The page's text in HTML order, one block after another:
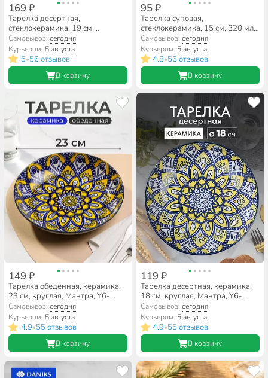
169 ₽
Тарелка десертная,
стеклокерамика, 19 см,
квадратная, Токио, Daniks, FFP-
85-K1306-2/NFP85T
Самовывоз:сегодня
Курьером: 5 августа
5•56 отзывов
В корзину
95 ₽
Тарелка суповая,
стеклокерамика, 15 см, 320 мл,
круглая, Модерн, Daniks,
NOW60W
Самовывоз: сегодня
Курьером: 5 августа
4.8•56 отзывов
В корзину
149 ₽
Тарелка обеденная, керамика,
23 см, круглая, Мантра, Y6-
6016
Самовывоз:сегодня
Курьером: 5 августа
4.9•55 отзывов
В корзину
119 ₽
Тарелка десертная, керамика,
18 см, круглая, Мантра, Y6-
6015
Самовывоз: сегодня
Курьером: 5 августа
4.9•55 отзывов
В корзину